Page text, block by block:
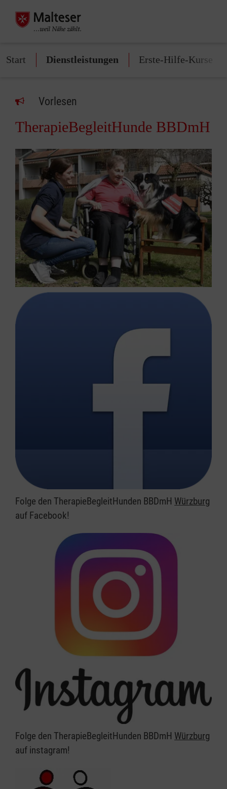
Start Dienstleistungen Erste-Hilfe-Kurse
Vorlesen
TherapieBegleitHunde BBDmH
Folge den TherapieBegleitHunden BBDmH Würzburg
auf Facebook!
Folge den TherapieBegleitHunden BBDmH Würzburg
auf instagram!